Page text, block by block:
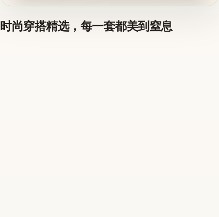
时尚穿搭精选，每一套都美到窒息